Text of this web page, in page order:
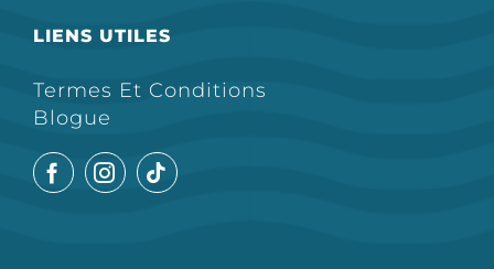
LIENS UTILES
Termes Et Conditions
Blogue